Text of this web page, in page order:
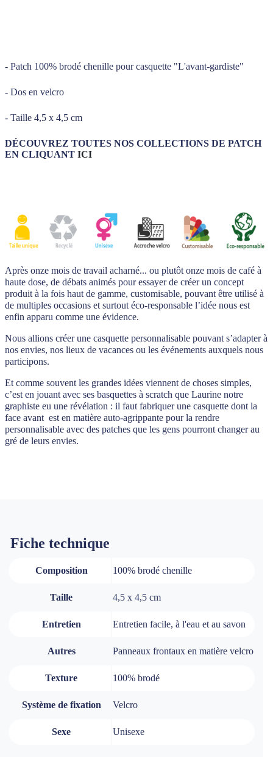
- Patch 100% brodé chenille pour casquette "L'avant-gardiste"
- Dos en velcro
- Taille 4,5 x 4,5 cm
DÉCOUVREZ TOUTES NOS COLLECTIONS DE PATCH
EN CLIQUANT ICI
Après onze mois de travail acharné... ou plutôt onze mois de café à
haute dose, de débats animés pour essayer de créer un concept
produit à la fois haut de gamme, customisable, pouvant être utilisé à
de multiples occasions et surtout éco-responsable l’idée nous est
enfin apparu comme une évidence.
Nous allions créer une casquette personnalisable pouvant s’adapter à
nos envies, nos lieux de vacances ou les événements auxquels nous
participons.
Et comme souvent les grandes idées viennent de choses simples,
c’est en jouant avec ses basquettes à scratch que Laurine notre
graphiste eu une révélation : il faut fabriquer une casquette dont la
face avant est en matière auto-agrippante pour la rendre
personnalisable avec des patches que les gens pourront changer au
gré de leurs envies.
Fiche technique
Composition 100% brodé chenille
Taille 4,5 x 4,5 cm
Entretien Entretien facile, à l'eau et au savon
Autres Panneaux frontaux en matière velcro
Texture 100% brodé
Système de fixation Velcro
Sexe Unisexe